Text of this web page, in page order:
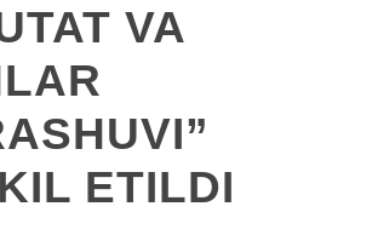
VA
ETILDI